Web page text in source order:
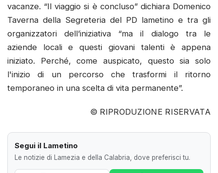
vacanze. “Il viaggio si è concluso” dichiara Domenico
Taverna della Segreteria del PD lametino e tra gli
organizzatori dell’iniziativa “ma il dialogo tra le
aziende locali e questi giovani talenti è appena
iniziato. Perché, come auspicato, questo sia solo
l'inizio di un percorso che trasformi il ritorno
temporaneo in una scelta di vita permanente”.
© RIPRODUZIONE RISERVATA
Segui il Lametino
Le notizie di Lamezia e della Calabria, dove preferisci tu.